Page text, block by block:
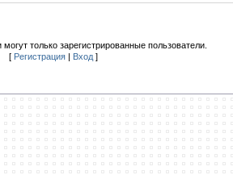
только зарегистрированные пользователи.
[ Регистрация | Вход ]